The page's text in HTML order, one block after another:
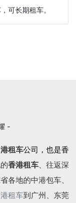
可长期租车。
-
租车公司，也是香
香港租车、往返深
各地的中港包车、
租车到广州、东莞